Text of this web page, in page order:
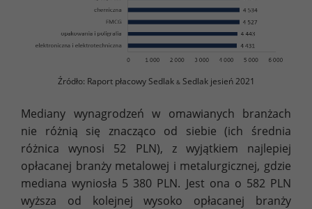
Źródło: Raport płacowy Sedlak &Sedlak jesień 2021
Mediany wynagrodzeń w omawianych branżach
nie różnią się znacząco od siebie (ich średnia
różnica wynosi 52 PLN), z wyjątkiem najlepiej
opłacanej branży metalowej i metalurgicznej, gdzie
mediana wyniosła 5 380 PLN. Jest ona o 582 PLN
wyższa od kolejnej wysoko opłacanej branży